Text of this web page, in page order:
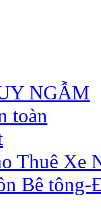
NGẪM
toàn
Thuê Xe
Bê tông-